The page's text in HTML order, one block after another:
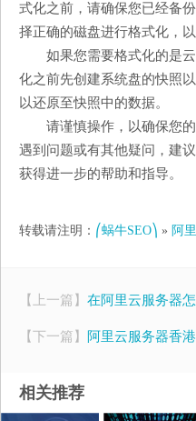
式化之前，请确保您已经备
择正确的磁盘进行格式化，以
如果您需要格式化的是
化之前先创建系统盘的快照
以还原至快照中的数据。
请谨慎操作，以确保您
遇到问题或有其他疑问，建
获得进一步的帮助和指导。
转载请注明： ⎛蜗牛SEO⎞ » 阿
【上一篇】 在阿里云服务器
【下一篇】 阿里云服务器香
相关推荐